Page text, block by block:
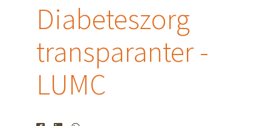
Diabeteszorg
transparanter -
LUMC